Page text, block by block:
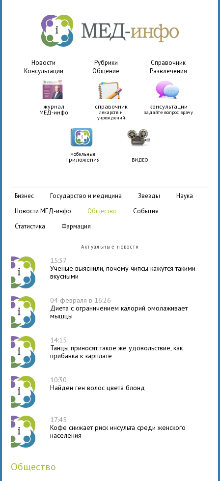
Новости Рубрики
Справочник
Консультации
Общение Развлечения
журнал
МЕД-инфо
справочник
лекарств и
учреждений
консультации
задайте вопрос врачу
мобильные
приложения ВИДЕО
бизнес государство и медицина звезды
наука
новости МЕД-инфо
общество
события
статистика
фармация
Актуальные новости
15:37
Ученые выяснили, почему чипсы кажутся такими
вкусными
04 февраля в 16:26
Диета с ограничением калорий омолаживает
мышцы
14:15
Танцы приносят такое же удовольствие, как
прибавка к зарплате
10:30
Найден ген волос цвета блонд
17:45
Кофе снижает риск инсульта среди женского
населения
общество